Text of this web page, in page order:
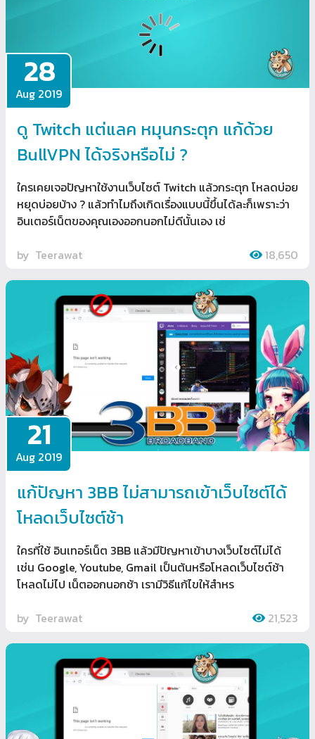
28
Aug 2019
ดู Twitch แต่แลค หมุนกระตุก แก้ด้วย
BullVPN ได้จริงหรือไม่ ?
ใครเคยเจอปัญหาใช้งานเว็บไซต์ Twitch แล้วกระตุก โหลดบ่อย
หยุดบ่อยบ้าง ? แล้วทำไมถึงเกิดเรื่องแบบนี้ขึ้นได้ละก็เพราะว่า
อินเตอร์เน็ตของคุณเองออกนอกไม่ดีนั้นเอง เช่
by Teerawat 18,650
21
Aug 2019
แก้ปัญหา 3BB ไม่สามารถเข้าเว็บไซต์ได้
โหลดเว็บไซต์ช้า
ใครที่ใช้ อินเทอร์เน็ต 3BB แล้วมีปัญหาเข้าบางเว็บไซต์ไม่ได้
เช่น Google, Youtube, Gmail เป็นต้นหรือโหลดเว็บไซต์ช้า
โหลดไม่ไป เน็ตออกนอกช้า เรามีวิธีแก้ไขให้สำหร
by Teerawat 21,523